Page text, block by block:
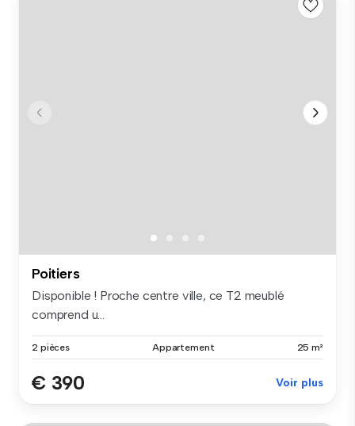
Poitiers
Disponible ! Proche centre ville, ce T2 meublé
comprend u...
2 pièces Appartement 25 m²
€ 390 Voir plus